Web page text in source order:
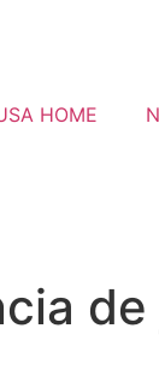
HOME